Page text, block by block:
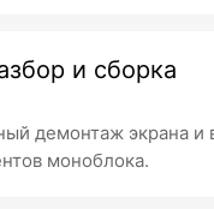
и сборка
демонтаж экрана и
моноблока.